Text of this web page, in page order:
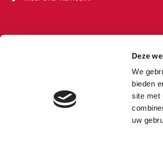
Deze
We
bieden
site met
uw